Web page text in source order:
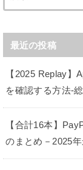
最近の投稿
【2025 Replay】
を確認する方法-
【合計16本】
のまとめ－2025年